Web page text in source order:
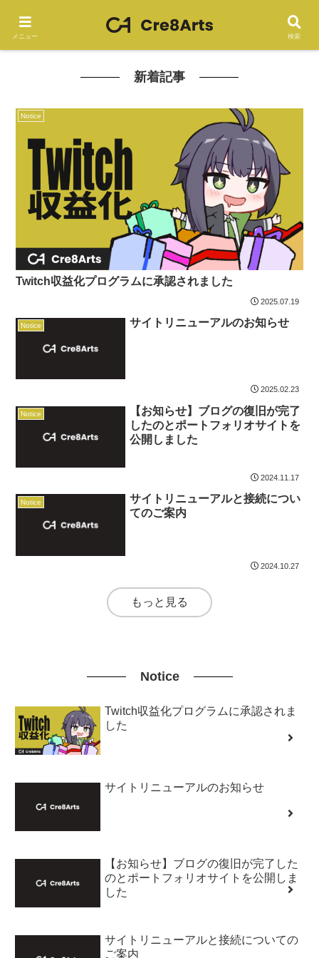
新着記事
Notice
Twitch収益化プログラムに承認されました
2025.07.19
Notice サイトリニューアルのお知らせ
2025.02.23
Notice
【お知らせ】ブログの復旧が完了
したのとポートフォリオサイトを
公開しました
2024.11.17
Notice
サイトリニューアルと接続につい
てのご案内
2024.10.27
もっと見る
Notice
Twitch収益化プログラムに承認されま
した
サイトリニューアルのお知らせ
【お知らせ】ブログの復旧が完了した
のとポートフォリオサイトを公開しま
した
サイトリニューアルと接続についての
ご案内
メニュー 検索